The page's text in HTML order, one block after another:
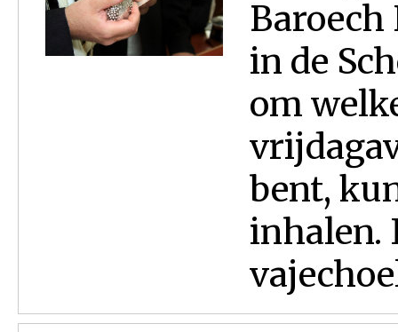
Baroech
in de
om
bent,
inhalen.